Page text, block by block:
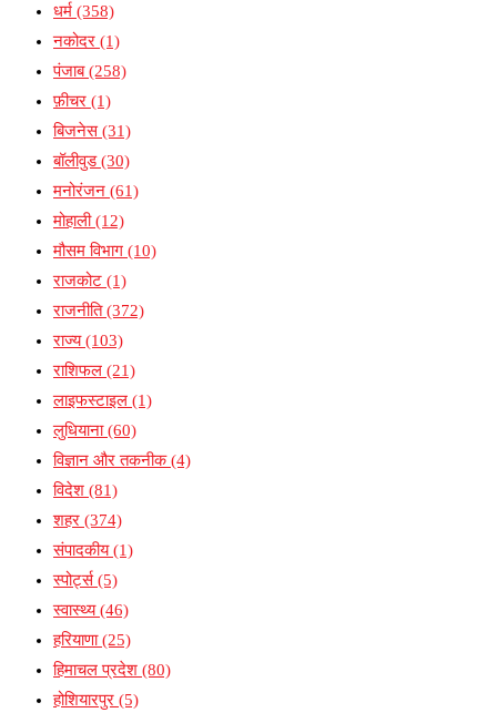
धर्म (358)
नकोदर (1)
पंजाब(258)
फ़ीचर (1)
बिजनेस(31)
बॉलीवुड(30)
मनोरंजन (61)
मोहाली(12)
मौसम विभाग (10)
राजकोट (1)
राजनीति(372)
राज्य(103)
राशिफल (21)
लाइफस्टाइल (1)
लुधियाना(60)
विज्ञान और तकनीक(4)
विदेश (81)
शहर (374)
संपादकीय(1)
स्पोर्ट्स(5)
स्वास्थ्य(46)
हरियाणा(25)
हिमाचल प्रदेश (80)
होशियारपुर (5)